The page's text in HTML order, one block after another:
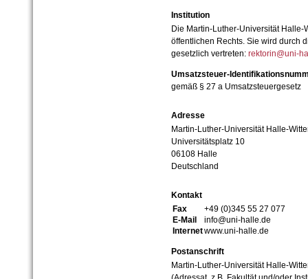
Institution
Die Martin-Luther-Universität
öffentlichen Rechts. Sie wird durch
gesetzlich vertreten: rektorin@uni-
Umsatzsteuer-
gemäß § 27 a Umsatzsteuergesetz
Adresse
Martin-Luther-Universität Halle-
Universitätsplatz 10
06108 Halle
Deutschland
Kontakt
Fax
+49 (0)345 55 27 077
E-Mail
info@uni-halle.de
Internetwww.uni-halle.de
Postanschrift
Martin-Luther-Universität Halle-